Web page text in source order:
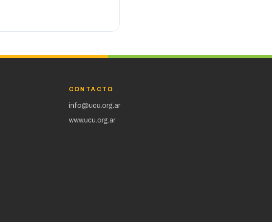
CONTACTO
info@ucu.org.ar
www.ucu.org.ar